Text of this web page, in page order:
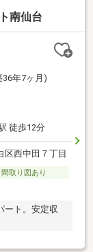
南仙台
36年7ヶ月)
徒歩12分
区西中田７丁目
間取り図あり
ート。安定収